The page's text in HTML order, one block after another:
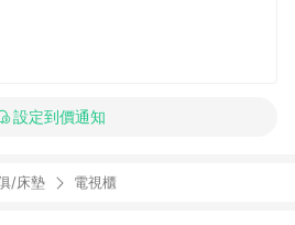
設定到價通知
/床墊 電視櫃